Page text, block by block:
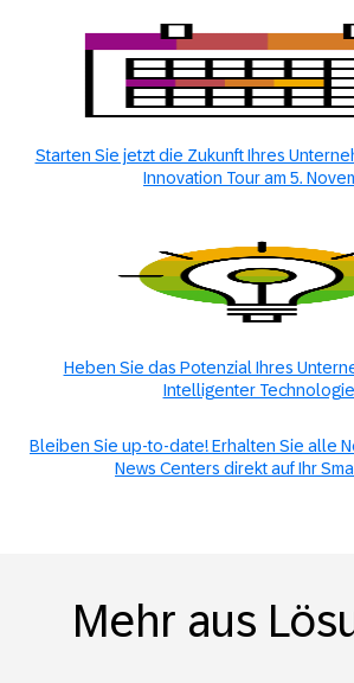
Starten Sie jetzt die Zukunft Ihres
Innovation Tour am 5.
Heben Sie das Potenzial Ihres
Intelligenter
Bleiben Sie up-to-date! Erhalten Sie alle
News Centers direkt auf Ihr
Mehr aus